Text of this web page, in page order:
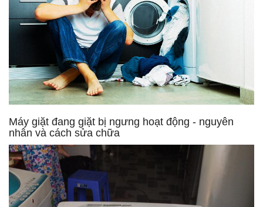
Máy giặt đang giặt bị ngưng hoạt động - nguyên
nhân và cách sửa chữa